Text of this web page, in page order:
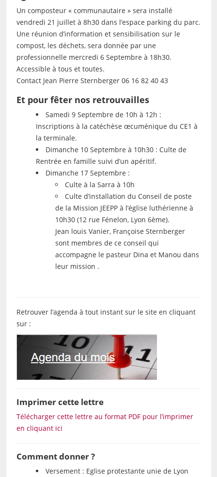
Un composteur « communautaire » sera installé
vendredi 21 juillet à 8h30 dans l’espace parking du parc.
Une réunion d’information et sensibilisation sur le
compost, les déchets, sera donnée par une
professionnelle mercredi 6 Septembre à 18h30.
Accessible à tous et toutes.
Contact Jean Pierre Sternberger 06 16 82 40 43
Et pour fêter nos retrouvailles
Samedi 9 Septembre de 10h à 12h :
Inscriptions à la catéchèse œcuménique du CE1 à
la terminale.
Dimanche 10 Septembre à 10h30 : Culte de
Rentrée en famille suivi d’un apéritif.
Dimanche 17 Septembre :
Culte à la Sarra à 10h
Culte d’installation du Conseil de poste
de la Mission JEEPP à l’église luthérienne à
10h30 (12 rue Fénelon, Lyon 6ème).
Jean louis Vanier, Françoise Sternberger
sont membres de ce conseil qui
accompagne le pasteur Dina et Manou dans
leur mission .
Retrouver l’agenda à tout instant sur le site en cliquant
sur :
Imprimer cette lettre
Télécharger cette lettre au format PDF pour l’imprimer
en cliquant ici
Comment donner ?
Versement : Eglise protestante unie de Lyon